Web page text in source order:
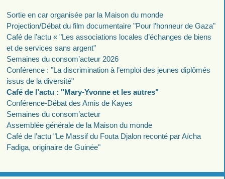
Sortie en car organisée par la Maison du monde
Projection/Débat du film documentaire "Pour l’honneur de Gaza"
Café de l’actu « "Les associations locales d’échanges de biens
et de services sans argent"
Semaines du consom’acteur 2026
Conférence : "La discrimination à l’emploi des jeunes diplômés
issus de la diversité"
Café de l’actu : "Mary-Yvonne et les autres"
Conférence-Débat des Amis de Kayes
Semaines du consom’acteur
Assemblée générale de la Maison du monde
Café de l’actu "Le Massif du Fouta Djalon reconté par Aïcha
Fadiga, originaire de Guinée"